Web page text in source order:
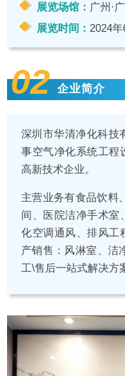
展览场馆： 广州·
展览时间： 2024
02 企业简介
深圳市华清净化科技
事空气净化系统工程
高新技术企业。
主营业务有食品饮料
间、医院洁净手术室
化空调通风、排风工
产销售：风淋室、洁
工\售后一站式解决方